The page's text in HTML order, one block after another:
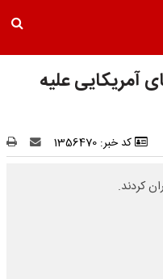
آمریکایی علیه
کد خبر: 1356470
کردند.